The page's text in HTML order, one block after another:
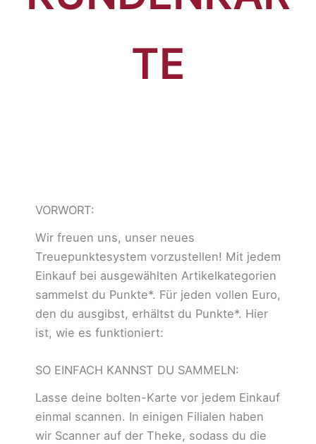
TE
VORWORT:
Wir freuen uns, unser neues
Treuepunktesystem vorzustellen! Mit jedem
Einkauf bei ausgewählten Artikelkategorien
sammelst du Punkte*. Für jeden vollen Euro,
den du ausgibst, erhältst du Punkte*. Hier
ist, wie es funktioniert:
SO EINFACH KANNST DU SAMMELN:
Lasse deine bolten-Karte vor jedem Einkauf
einmal scannen. In einigen Filialen haben
wir Scanner auf der Theke, sodass du die